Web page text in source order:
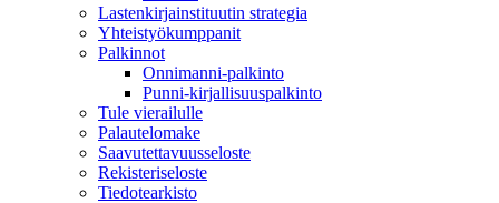
Lastenkirjainstituutin strategia
Yhteistyökumppanit
Palkinnot
Onnimanni-palkinto
Punni-kirjallisuuspalkinto
Tule vierailulle
Palautelomake
Saavutettavuusseloste
Rekisteriseloste
Tiedotearkisto